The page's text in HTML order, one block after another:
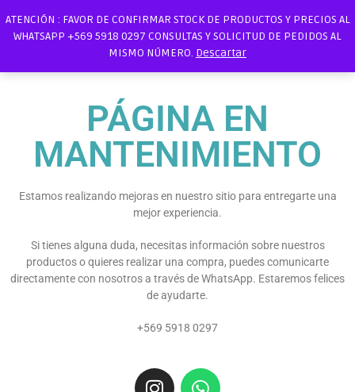
ATENCIÓN : FAVOR DE CONFIRMAR STOCK DE PRODUCTOS Y PRECIOS AL
WHATSAPP +569 5918 0297 CONSULTAS Y SOLICITUD DE PEDIDOS AL
MISMO NÚMERO. Descartar
PÁGINA EN
MANTENIMIENTO
Estamos realizando mejoras en nuestro sitio para entregarte una
mejor experiencia.
Si tienes alguna duda, necesitas información sobre nuestros
productos o quieres realizar una compra, puedes comunicarte
directamente con nosotros a través de WhatsApp. Estaremos felices
de ayudarte.
+569 5918 0297